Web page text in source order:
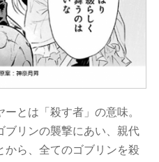
とは「殺す者」の意味。
ブリンの襲撃にあい、親代
から、全てのゴブリンを殺